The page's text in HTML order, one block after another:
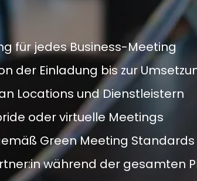
für jedes Business-Meeting
der Einladung bis zur
Locations und Dienstleistern
oder virtuelle Meetings
Green Meeting Standards
während der gesamten